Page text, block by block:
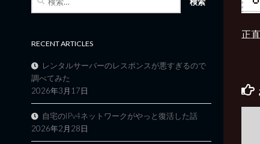
正
RECENT ARTICLES
レンタルサーバーのレスポンスが悪すぎるので
調べてみた
2026年3月17日
自宅のIPv4ネットワークがやっと復活した話
2026年2月28日